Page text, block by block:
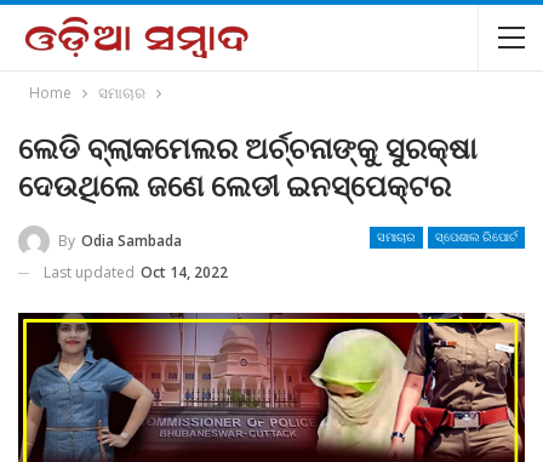
Home ସମାଚାର
ଲେଡି ବ୍ଲାକମେଲର ଅର୍ଚ୍ଚନାଙ୍କୁ ସୁରକ୍ଷା
ଦେଉଥିଲେ ଜଣେ ଲେଡୀ ଇନସ୍ପେକ୍ଟର
ସମାଚାର ସ୍ପେଶାଲ ରିପୋର୍ଟ
By Odia Sambada
Last updated Oct 14, 2022